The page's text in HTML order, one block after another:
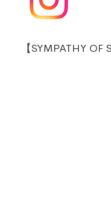
【SYMPATHY OF